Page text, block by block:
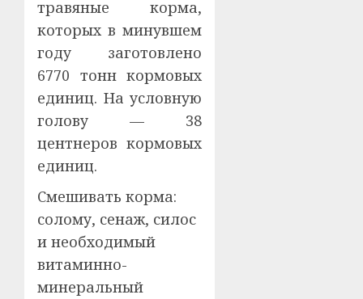
травяные корма,
которых в минувшем
году заготовлено
6770 тонн кормовых
единиц. На условную
голову — 38
центнеров кормовых
единиц.
Смешивать корма:
солому, сенаж, силос
и необходимый
витаминно-
минеральный